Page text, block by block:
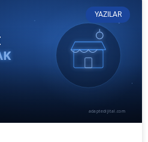
YAZILAR